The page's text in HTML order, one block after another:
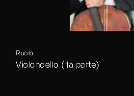
Ruolo
Violoncello (1a parte)